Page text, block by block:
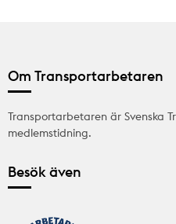
Om Transportarbetaren
Transportarbetaren är Svenska
medlemstidning.
Besök även